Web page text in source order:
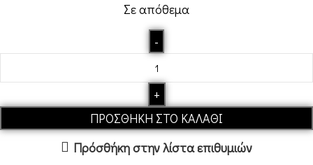
Σε απόθεμα
ΠΡΟΣΘΉΚΗ ΣΤΟ ΚΑΛΆΘΙ
Πρόσθήκη στην λίστα επιθυμιών